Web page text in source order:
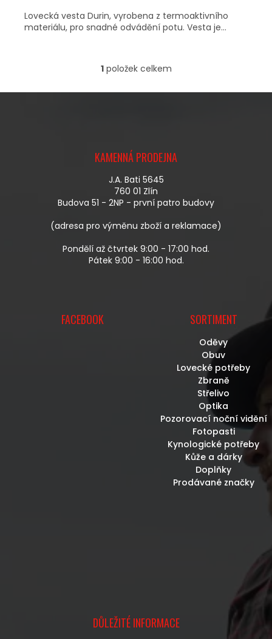
Lovecká vesta Durin, vyrobena z termoaktivního
materiálu, pro snadné odvádění potu. Vesta je...
O
L
Í
P
R
V
K
V
P
I
1položek celkem
KAMENNÁ PRODEJNA
J.A. Bati 5645
760 01 Zlín
Budova 51 - 2NP - první patro budovy
(adresa pro výměnu zboží a reklamace)
Pondělí až čtvrtek 9:00 - 17:00 hod.
Pátek 9:00 - 16:00 hod.
FACEBOOK SORTIMENT
Oděvy
Obuv
Lovecké potřeby
Zbraně
Střelivo
Optika
Pozorovací noční vidění
Fotopasti
Kynologické potřeby
Kůže a dárky
Doplňky
Prodávané značky
DŮLEŽITÉ INFORMACE